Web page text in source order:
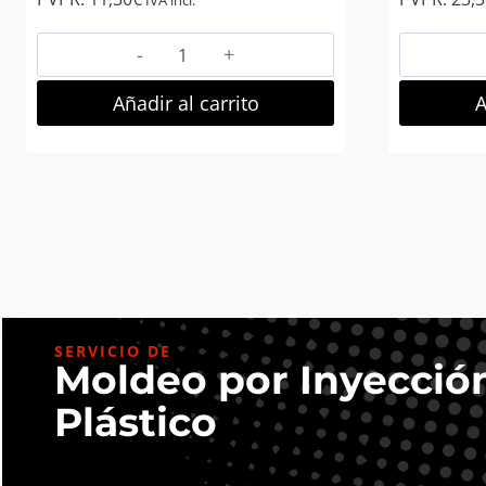
Zep
Rivoli
Marco
Fotos
Añadir al carrito
SERVICIO DE
Moldeo por
Plástico